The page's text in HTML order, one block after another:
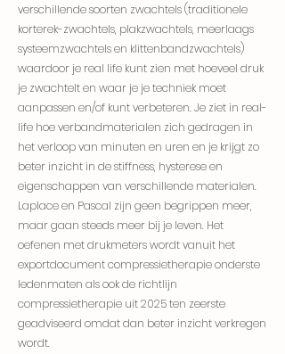
verschillende soorten zwachtels (traditionele
korterek-zwachtels, plakzwachtels, meerlaags
systeemzwachtels en klittenbandzwachtels)
waardoor je real life kunt zien met hoeveel druk
je zwachtelt en waar je je techniek moet
aanpassen en/of kunt verbeteren. Je ziet in real-
life hoe verbandmaterialen zich gedragen in
het verloop van minuten en uren en je krijgt zo
beter inzicht in de stiffness, hysterese en
eigenschappen van verschillende materialen.
Laplace en Pascal zijn geen begrippen meer,
maar gaan steeds meer bij je leven. Het
oefenen met drukmeters wordt vanuit het
exportdocument compressietherapie onderste
ledenmaten als ook de richtlijn
compressietherapie uit 2025 ten zeerste
geadviseerd omdat dan beter inzichtverkregen
wordt.